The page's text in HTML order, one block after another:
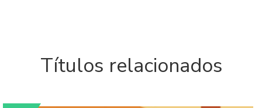
Títulos relacionados